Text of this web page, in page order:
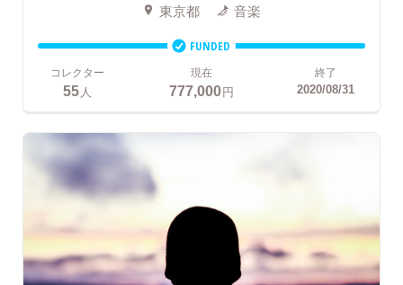
東京都 音楽
FUNDED
コレクター
55人
現在
777,000円
終了
2020/08/31